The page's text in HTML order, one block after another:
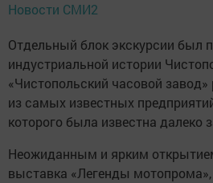
Новости СМИ2
Отдельный блок экскурсии был
индустриальной истории
«Чистопольский часовой
из самых известных
которого была известна далеко
Неожиданным и ярким
выставка «Легенды